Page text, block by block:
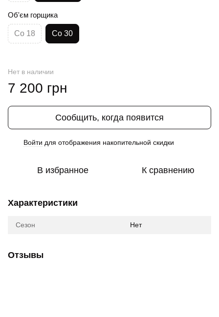
Об'єм горщика
Co 18 Co 30
Нет в наличии
7 200 грн
Сообщить, когда появится
Войти для отображения накопительной скидки
В избранное К сравнению
Характеристики
Сезон Нет
Отзывы